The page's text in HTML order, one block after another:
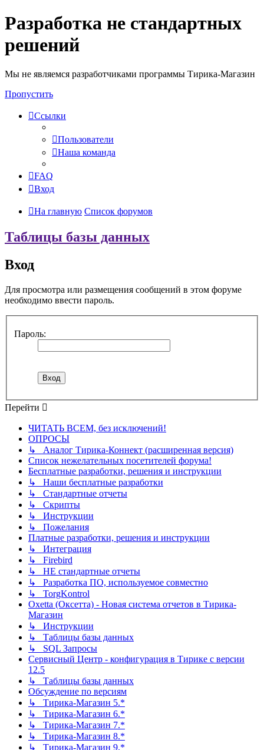
Разработка не стандартных
решений
Мы не являемся разработчиками программы Тирика-Магазин
Пропустить
Ссылки
Пользователи
Наша команда
FAQ
Вход
На главную Список форумов
Таблицы базы данных
Вход
Для просмотра или размещения сообщений в этом форуме
необходимо ввести пароль.
Пароль:
Перейти
ЧИТАТЬ ВСЕМ, без исключений!
ОПРОСЫ
↳ Аналог Тирика-Коннект (расширенная версия)
Список нежелательных посетителей форума!
Бесплатные разработки, решения и инструкции
↳ Наши бесплатные разработки
↳ Стандартные отчеты
↳ Скрипты
↳ Инструкции
↳ Пожелания
Платные разработки, решения и инструкции
↳ Интеграция
↳ Firebird
↳ НЕ стандартные отчеты
↳ Разработка ПО, используемое совместно
↳ TorgKontrol
Oxetta (Оксетта) - Новая система отчетов в Тирика-
Магазин
↳ Инструкции
↳ Таблицы базы данных
↳ SQL Запросы
Сервисный Центр - конфигурация в Тирике с версии
12.5
↳ Таблицы базы данных
Обсуждение по версиям
↳ Тирика-Магазин 5.*
↳ Тирика-Магазин 6.*
↳ Тирика-Магазин 7.*
↳ Тирика-Магазин 8.*
↳ Тирика-Магазин 9.*